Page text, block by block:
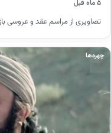
۵ ماه قبل
تصاویری از مراسم عقد و عروسی
چهره‌ها